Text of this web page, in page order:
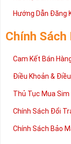
2 đang được rất
cấp trong bài viết
mua sim số tại Sim
Chúc quý
Hướng Dẫn Đăng
Chính Sách
Cam Kết Bán
Điều Khoản &
Thủ Tục Mua Sim
Chính Sách Đổi
Chính Sách Bảo